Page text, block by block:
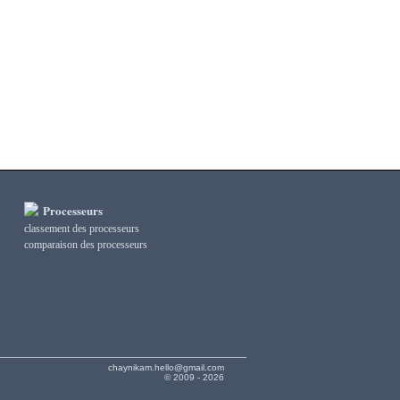
Processeurs
classement des processeurs
сomparaison des processeurs
chaynikam.hello@gmail.com
© 2009 - 2026